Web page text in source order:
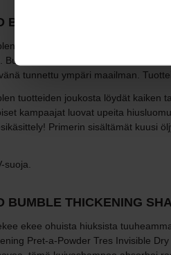
BUMBLE
kehittäjät etsivät tuotteita, jotka
Bumble and Bumble visio on antaa
tunnettu ympäri maailman.
tuotteiden joukosta löydät kaiken
kampaajat luovat upeita
Primerin sisältämät kuusi
suoja.
BUMBLE THICKENING
ekee ohuista hiuksista
Pret-a-Powder Tres Invisible